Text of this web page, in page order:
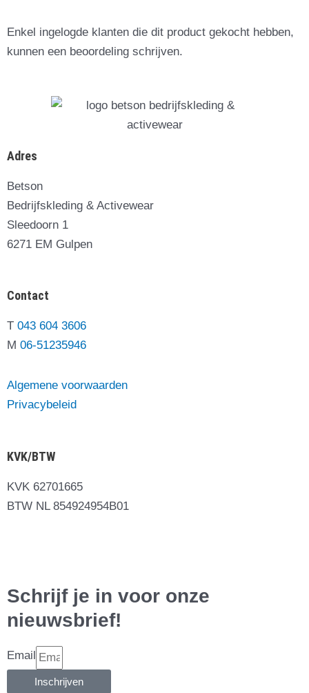
Enkel ingelogde klanten die dit product gekocht hebben,
kunnen een beoordeling schrijven.
Adres
Betson
Bedrijfskleding & Activewear
Sleedoorn 1
6271 EM Gulpen
Contact
T 043 604 3606
M 06-51235946
Algemene voorwaarden
Privacybeleid
KVK/BTW
KVK 62701665
BTW NL 854924954B01
Schrijf je in voor onze
nieuwsbrief!
Email
Inschrijven